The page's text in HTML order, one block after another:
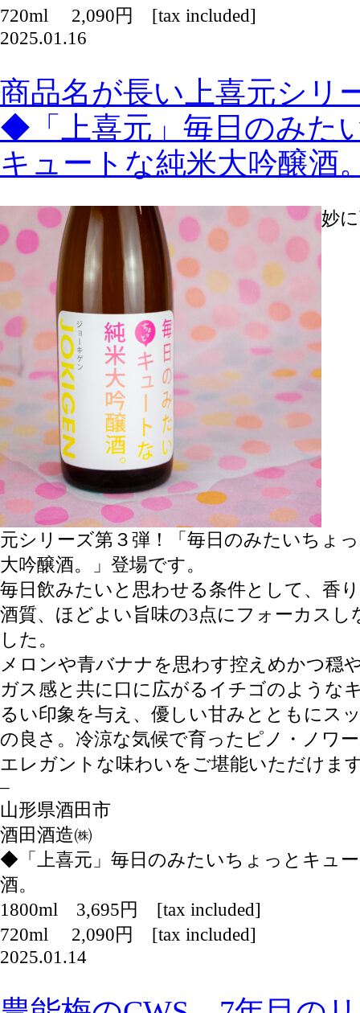
720ml 2,090円 [tax included]
2025.01.16
商品名が長い上喜元シリ
◆「上喜元」毎日のみた
キュートな純米大吟醸酒
妙
元シリーズ第３弾！「毎日のみたいちょ
大吟醸酒。」登場です。
毎日飲みたいと思わせる条件として、香
酒質、ほどよい旨味の3点にフォーカスし
した。
メロンや青バナナを思わす控えめかつ穏
ガス感と共に口に広がるイチゴのような
るい印象を与え、優しい甘みとともにス
の良さ。冷涼な気候で育ったピノ・ノワ
エレガントな味わいをご堪能いただけま
–
山形県酒田市
酒田酒造㈱
◆「上喜元」毎日のみたいちょっとキュ
酒。
1800ml 3,695円 [tax included]
720ml 2,090円 [tax included]
2025.01.14